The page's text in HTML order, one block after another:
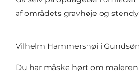
af områdets gravhøje og
Vilhelm Hammershøi i
Du har måske hørt om